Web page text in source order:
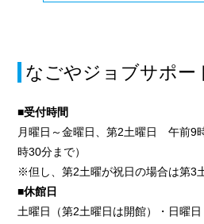
なごやジョブサポー
■受付時間
月曜日～金曜日、第2土曜日 午前9
時30分まで）
※但し、第2土曜が祝日の場合は第3
■休館日
土曜日（第2土曜日は開館）・日曜日